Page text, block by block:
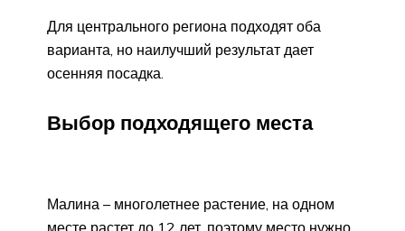
Для центрального региона подходят оба
варианта, но наилучший результат дает
осенняя посадка.
Выбор подходящего места
Малина – многолетнее растение, на одном
месте растет до 12 лет, поэтому место нужно